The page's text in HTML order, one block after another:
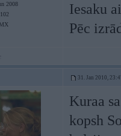
2008
MX
Iesaku
Pēc
31. Jan 2010,
Kuraa
kopsh